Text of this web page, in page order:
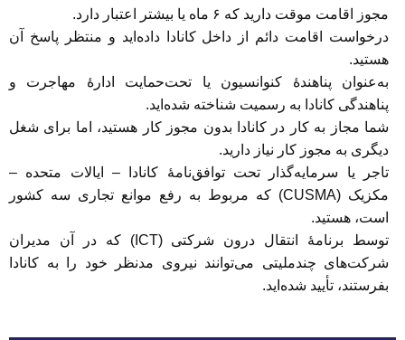
مجوز اقامت موقت دارید که ۶ ماه یا بیشتر اعتبار دارد.
درخواست اقامت دائم از داخل کانادا داده‌اید و منتظر پاسخ آن
هستید.
به‌عنوان پناهندۀ کنوانسیون یا تحت‌حمایت ادارۀ مهاجرت و
پناهندگی کانادا به رسمیت شناخته شده‌اید.
شما مجاز به کار در کانادا بدون مجوز کار هستید، اما برای شغل
دیگری به مجوز کار نیاز دارید.
تاجر یا سرمایه‌گذار تحت توافق‌نامۀ کانادا – ایالات متحده –
مکزیک (CUSMA) که مربوط به رفع موانع تجاری سه کشور
است، هستید.
توسط برنامۀ انتقال درون شرکتی (ICT) که در آن مدیران
شرکت‌های چندملیتی می‌توانند نیروی مدنظر خود را به کانادا
بفرستند، تأیید شده‌اید.